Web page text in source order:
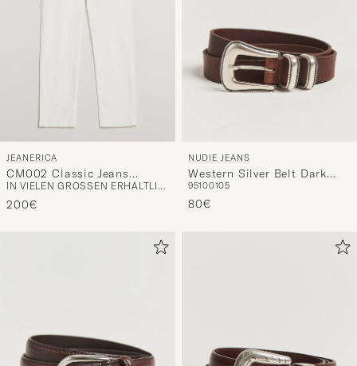
JEANERICA
CM002 Classic Jeans
Natural White
IN VIELEN GRÖSSEN ERHÄLTLICH
200€
NUDIE JEANS
Western Silver Belt Dark
Brown
95100105
80€